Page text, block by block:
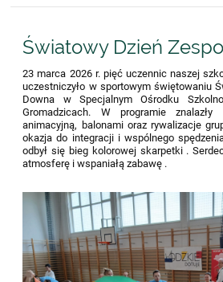
Światowy Dzień
23 marca 2026 r. pięć uczennic naszej
uczestniczyło w sportowym świętowaniu
Downa w Specjalnym Ośrodku
Gromadzicach. W programie
animacyjną, balonami oraz rywalizacje
okazja do integracji i wspólnego
odbył się bieg kolorowej skarpetki .
atmosferę i wspaniałą zabawę .